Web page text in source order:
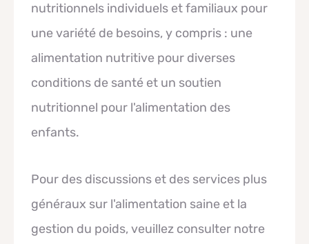
nutritionnels individuels et familiaux pour
une variété de besoins, y compris : une
alimentation nutritive pour diverses
conditions de santé et un soutien
nutritionnel pour l'alimentation des
enfants.
Pour des discussions et des services plus
généraux sur l'alimentation saine et la
gestion du poids, veuillez consulter notre